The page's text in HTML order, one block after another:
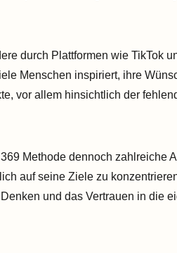
durch Plattformen wie TikTok
Menschen inspiriert, ihre
vor allem hinsichtlich der
Methode dennoch zahlreiche
auf seine Ziele zu
und das Vertrauen in die